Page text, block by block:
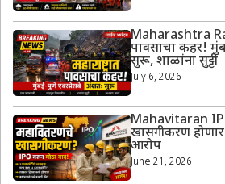
Maharashtra
पावसाचा कहर!
सुरू, शाळांना सुट्टी
July 6, 2026
Mahavitaran
खासगीकरण
आरोप
June 21, 2026